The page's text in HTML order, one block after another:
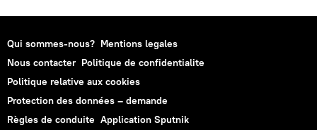
Qui sommes-nous? Mentions legales
Nous contacter Politique de confidentialite
Politique relative aux cookies
Protection des données – demande
Règles de conduite Application Sputnik